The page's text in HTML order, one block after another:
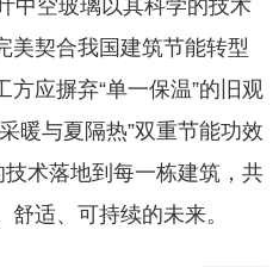
中空玻璃以其科学的技术
美契合我国建筑节能转型
应摒弃“单一保温”的旧观
暖与夏隔热”双重节能功效
技术落地到每一栋建筑，共
适、可持续的未来。